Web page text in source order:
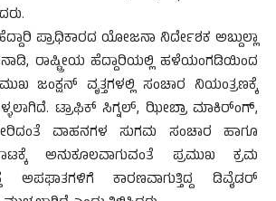
ಪ್ರಾಧಿಕಾರದ ಯೋಜನಾ ನಿರ್ದೇಶಕ ಅಬ್ದುಲ್ಲಾ
ರಾಷ್ಟ್ರೀಯ ಹೆದ್ದಾರಿಯಲ್ಲಿ ಹಳೆಯಂಗಡಿಯಿಂದ
ಜಂಕ್ಷನ್ ವೃತ್ತಗಳಲ್ಲಿ ಸಂಚಾರ ನಿಯಂತ್ರಣಕ್ಕೆ
ಟ್ರಾಫಿಕ್ ಸಿಗ್ನಲ್, ಝೀಬ್ರಾ ಮಾಕಿರ್ಂಗ್,
ವಾಹನಗಳ ಸುಗಮ ಸಂಚಾರ ಹಾಗೂ
ಅನುಕೂಲವಾಗುವಂತೆ ಪ್ರಮುಖ ಕ್ರಮ
ಅಪಘಾತಗಳಿಗೆ ಕಾರಣವಾಗುತ್ತಿದ್ದ ಡಿವೈಡರ್